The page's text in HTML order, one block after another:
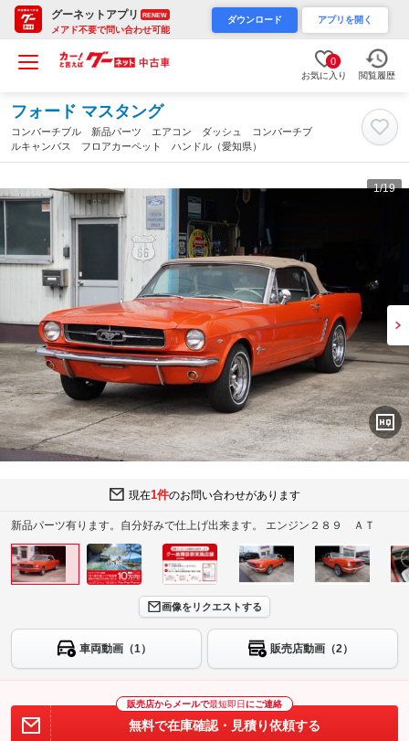
グーネットアプリ RENEW
メアド不要で問い合わせ可能
ダウンロード アプリを開く
0
お気に入り 閲覧履歴
フォード マスタング
コンバーチブル 新品パーツ エアコン ダッシュ コンバーチブ
ルキャンバス フロアカーペット ハンドル（愛知県）
1/19
現在1件のお問い合わせがあります
新品パーツ有ります。自分好みで仕上げ出来ます。 エンジン２８９ ＡＴ
画像をリクエストする
車両動画（1） 販売店動画（2）
販売店からメールで最短即日 にご連絡
無料で在庫確認・見積り依頼する